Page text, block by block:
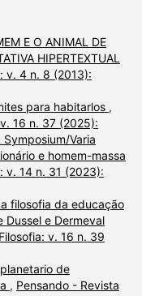
E O ANIMAL DE
HIPERTEXTUAL
v. 4 n. 8 (2013):
para habitarlos ,
16 n. 37 (2025):
Varia
e homem-massa
v. 14 n. 31 (2023):
filosofia da educação
Dussel e Dermeval
v. 16 n. 39
de
, Pensando - Revista